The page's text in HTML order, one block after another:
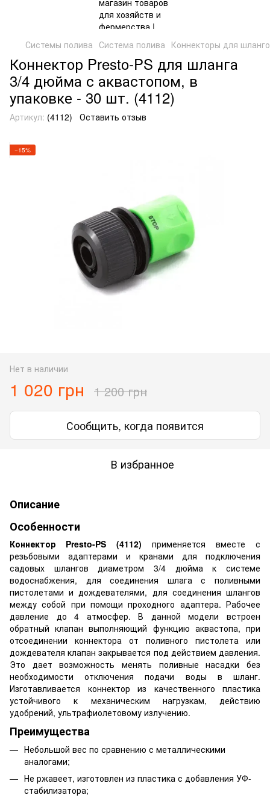
Системы полива Система полива Коннекторы для
Коннектор Presto-PS для шланга
3/4 дюйма с аквастопом, в
упаковке - 30 шт. (4112)
Артикул: (4112) Оставить отзыв
−15%
Нет в наличии
1 020 грн 1 200 грн
Сообщить, когда появится
В избранное
Описание
Особенности
Коннектор Presto-PS (4112) применяется вместе с
резьбовыми адаптерами и кранами для подключения
садовых шлангов диаметром 3/4 дюйма к системе
водоснабжения, для соединения шлага с поливными
пистолетами и дождевателями, для соединения шлангов
между собой при помощи проходного адаптера. Рабочее
давление до 4 атмосфер. В данной модели встроен
обратный клапан выполняющий функцию аквастопа, при
отсоединении коннектора от поливного пистолета или
дождевателя клапан закрывается под действием давления.
Это дает возможность менять поливные насадки без
необходимости отключения подачи воды в шланг.
Изготавливается коннектор из качественного пластика
устойчивого к механическим нагрузкам, действию
удобрений, ультрафиолетовому излучению.
Преимущества
Небольшой вес по сравнению с металлическими
аналогами;
Не ржавеет, изготовлен из пластика с добавления УФ-
стабилизатора;